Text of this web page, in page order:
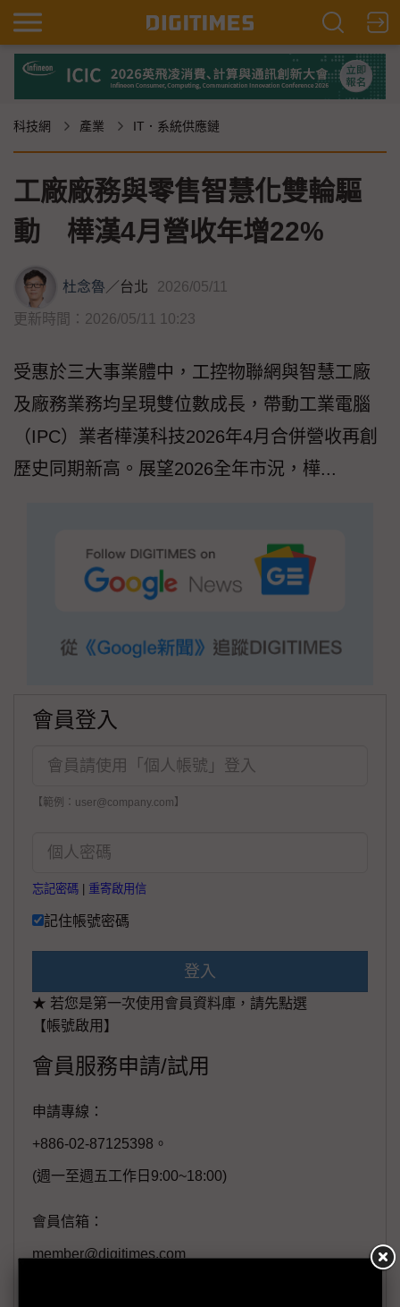
科技網 產業 IT．系統供應鏈
工廠廠務與零售智慧化雙輪驅
動 樺漢4月營收年增22%
杜念魯／台北 2026/05/11
更新時間：2026/05/11 10:23
受惠於三大事業體中，工控物聯網與智慧工廠
及廠務業務均呈現雙位數成長，帶動工業電腦
（IPC）業者樺漢科技2026年4月合併營收再創
歷史同期新高。展望2026全年市況，樺...
會員登入
【範例：user@company.com】
忘記密碼 重寄啟用信
記住帳號密碼
登入
★ 若您是第一次使用會員資料庫，請先點選
【帳號啟用】
會員服務申請/試用
申請專線：
+886-02-87125398。
(週一至週五工作日9:00~18:00)
會員信箱：
member@digitimes.com